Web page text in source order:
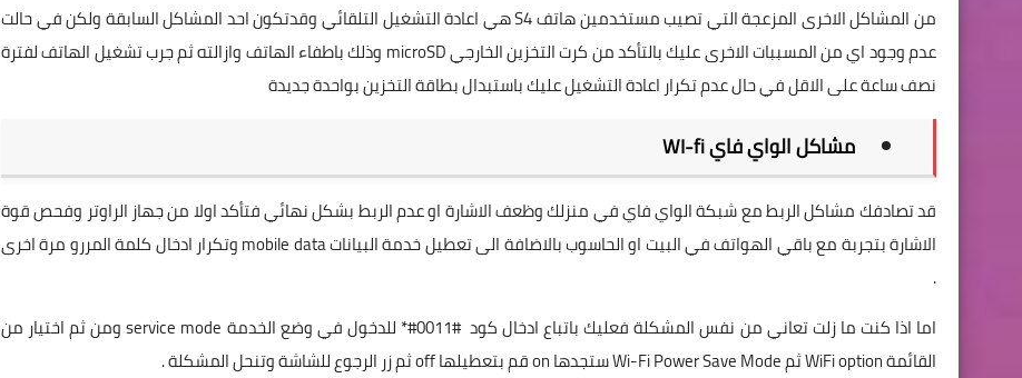
من المشاكل الاخرى المزعجة التي تصيب مستخدمين هاتف S4 هي اعادة التشغيل التلقائي وقدتكون احد المشاكل السابقة ولكن في حالت
عدم وجود اي من المسببات الاخرى عليك بالتأكد من كرت التخزين الخارجي microSD وذلك باطفاء الهاتف وازالته ثم جرب تشغيل الهاتف لفترة
نصف ساعة على الاقل في حال عدم تكرار اعادة التشغيل عليك باستبدال بطاقة التخزين بواحدة جديدة
مشاكل الواي فاي WI-fi
قد تصادفك مشاكل الربط مع شبكة الواي فاي في منزلك وظعف الاشارة او عدم الربط بشكل نهائي فتأكد اولا من جهاز الراوتر وفحص قوة
الاشارة بتجربة مع باقي الهواتف في البيت او الحاسوب بالاضافة الى تعطيل خدمة البيانات mobile data وتكرار ادخال كلمة المررو مرة اخرى
.
اما اذا كنت ما زلت تعاني من نفس المشكلة فعليك باتباع ادخال كود #0011#* للدخول في وضع الخدمة service mode ومن ثم اختيار من
القائمة WiFi option ثم Wi-Fi Power Save Mode ستجدها on قم بتعطيلها off ثم زر الرجوع للشاشة وتنحل المشكلة .